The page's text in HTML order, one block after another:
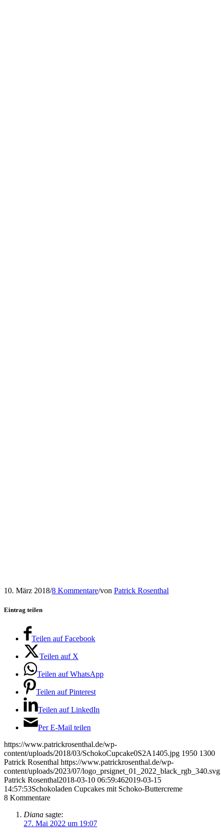
10. März 2018/8 Kommentare/von Patrick Rosenthal
Eintrag teilen
Teilen auf Facebook
Teilen auf X
Teilen auf WhatsApp
Teilen auf Pinterest
Teilen auf LinkedIn
Per E-Mail teilen
https://www.patrickrosenthal.de/wp-
content/uploads/2018/03/SchokoCupcake0S2A1405.jpg 1950 1300
Patrick Rosenthal https://www.patrickrosenthal.de/wp-
content/uploads/2023/07/logo_prsignet_01_2022_black_rgb_340.svg
Patrick Rosenthal2018-03-10 06:59:462019-03-15
14:57:53Schokoladen Cupcakes mit Schoko-Buttercreme
8 Kommentare
Diana sagte:
27. Mai 2022 um 19:07